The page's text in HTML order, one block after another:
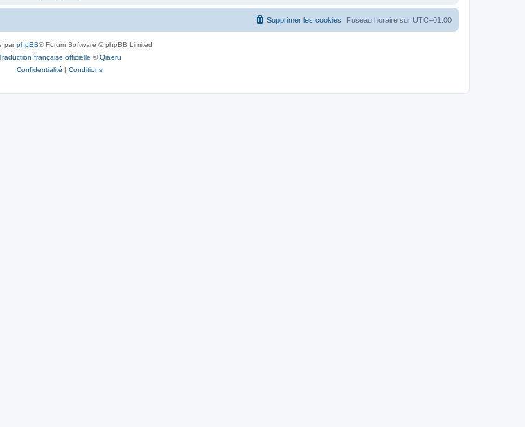
Fuseau horaire sur UTC+01:00
Supprimer les cookies
parphpBB® Forum Software © phpBB Limited
française officielle ©Qiaeru
Confidentialité | Conditions